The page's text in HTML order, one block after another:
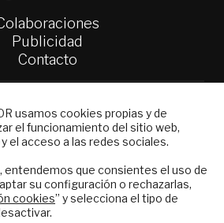
Publicidad
Contacto
de Política Exterior
Afkar/Ideas
derechos reservadosAviso
de Privacidad y de Cookies
usamos cookies propias y de
el funcionamiento del sitio web,
el acceso a las redes sociales.
entendemos que consientes el uso de
su configuración o rechazarlas,
cookies” y selecciona el tipo de
boletín electrónico y
el mejor análisis
español.